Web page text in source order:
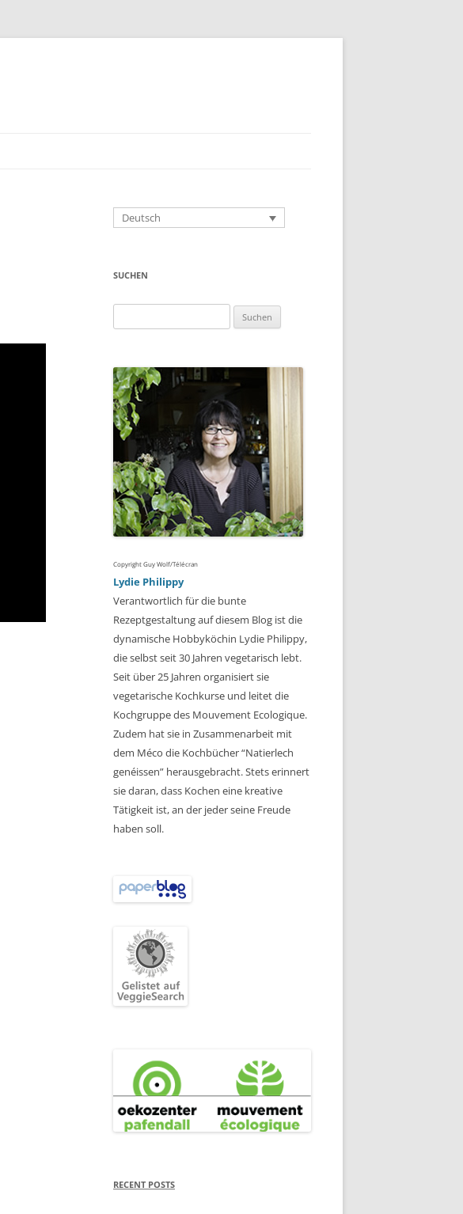
Deutsch
SUCHEN
nach:
Copyright Guy Wolf/Télécran
Lydie Philippy
Verantwortlich für die bunte
Rezeptgestaltung auf diesem Blog ist die
dynamische Hobbyköchin Lydie Philippy,
die selbst seit 30 Jahren vegetarisch lebt.
Seit über 25 Jahren organisiert sie
vegetarische Kochkurse und leitet die
Kochgruppe des Mouvement Ecologique.
Zudem hat sie in Zusammenarbeit mit
dem Méco die Kochbücher “Natierlech
genéissen” herausgebracht. Stets erinnert
sie daran, dass Kochen eine kreative
Tätigkeit ist, an der jeder seine Freude
haben soll.
RECENT POSTS